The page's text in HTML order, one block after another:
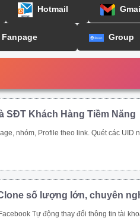
Hotmail
Fanpage Group
SĐT Khách Hàng Tiềm Năng
nhóm, trạng thái nhóm theo từ khóa Quét UID của người dùng đã thực hiện tương tác vào các bài viết trong group. Toàn bộ UID tương tác bài viết trên 1 page cộng đồng, page thương hiệu. Các bài viết được quét thường có lượng tương tác
số lượng lớn, chuyên
khóa checkpoint Tự động seeding bài viết livestream, like page, follow theo uid Xây dựng và